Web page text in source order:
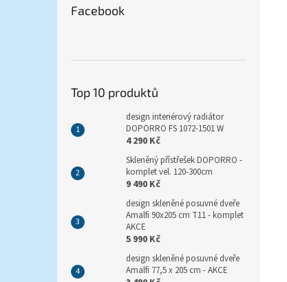
Facebook
Top 10 produktů
design interiérový radiátor
DOPORRO FS 1072-1501 W
4 290 Kč
Skleněný přístřešek DOPORRO -
komplet vel. 120-300cm
9 490 Kč
design skleněné posuvné dveře
Amalfi 90x205 cm T11 - komplet
AKCE
5 990 Kč
design skleněné posuvné dveře
Amalfi 77,5 x 205 cm - AKCE